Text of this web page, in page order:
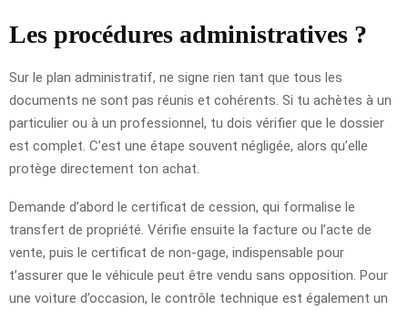
Les procédures administratives ?
Sur le plan administratif, ne signe rien tant que tous les
documents ne sont pas réunis et cohérents. Si tu achètes à un
particulier ou à un professionnel, tu dois vérifier que le dossier
est complet. C’est une étape souvent négligée, alors qu’elle
protège directement ton achat.
Demande d’abord le certificat de cession, qui formalise le
transfert de propriété. Vérifie ensuite la facture ou l’acte de
vente, puis le certificat de non-gage, indispensable pour
t’assurer que le véhicule peut être vendu sans opposition. Pour
une voiture d’occasion, le contrôle technique est également un